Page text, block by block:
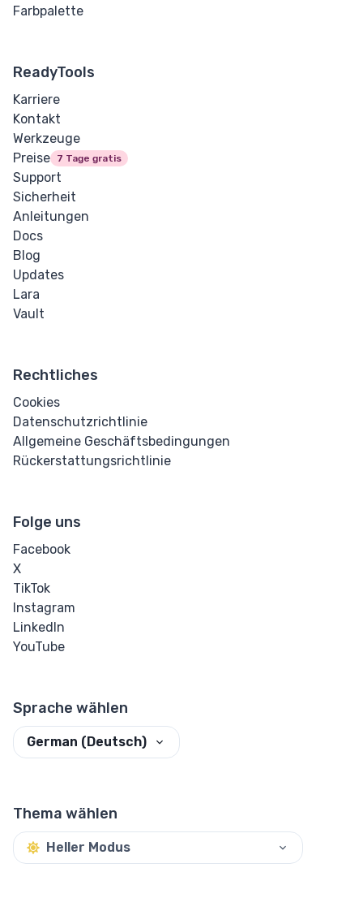
Farbpalette
ReadyTools
Karriere
Kontakt
Werkzeuge
Preise
7 Tage gratis
Support
Sicherheit
Anleitungen
Docs
Blog
Updates
Lara
Vault
Rechtliches
Cookies
Datenschutzrichtlinie
Allgemeine Geschäftsbedingungen
Rückerstattungsrichtlinie
Folge uns
Facebook
X
TikTok
Instagram
LinkedIn
YouTube
Sprache wählen
German (Deutsch)
Thema wählen
Heller Modus